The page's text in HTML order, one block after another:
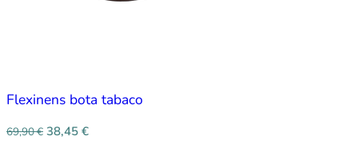
Flexinens bota tabaco
69,90€ 38,45 €